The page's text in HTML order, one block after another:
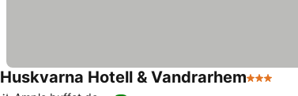
Huskvarna Hotell & Vandrarhem3 Estrelas